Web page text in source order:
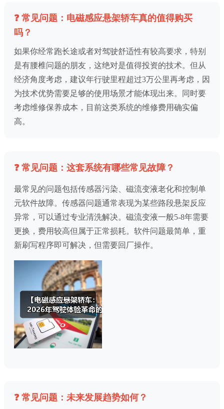
❓ 常见问题：电磁感应悬架轿车真的值得购买
吗？
如果你经常跑长途或者对驾驶舒适性有较高要求，特别
是有腰椎问题的朋友，这绝对是值得投资的技术。但从
经济角度考虑，建议年行驶里程超过3万公里再考虑，因
为技术优势需要足够的使用场景才能体现出来。同时要
考虑维修保养成本，目前这类系统的维修费用确实偏
高。
❓ 常见问题：这套系统有哪些常见故障？
最常见的问题包括传感器污染、磁流变液老化和控制单
元软件故障。传感器问题通常表现为某些路段悬架反应
异常，可以通过专业清洗解决。磁流变液一般5-8年需要
更换，费用较高但属于正常损耗。软件问题最简单，重
新刷写程序即可解决，但需要回厂操作。
❓ 常见问题：未来发展趋势如何？